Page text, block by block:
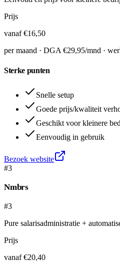
Prijs
vanaf €16,50
per maand · DGA €29,95/mnd ·
Sterke punten
Snelle setup
Goede prijs/kwaliteit
Geschikt voor kleinere
Eenvoudig in gebruik
Bezoek website
#3
Nmbrs
#3
Pure salarisadministratie +
Prijs
vanaf €20,40